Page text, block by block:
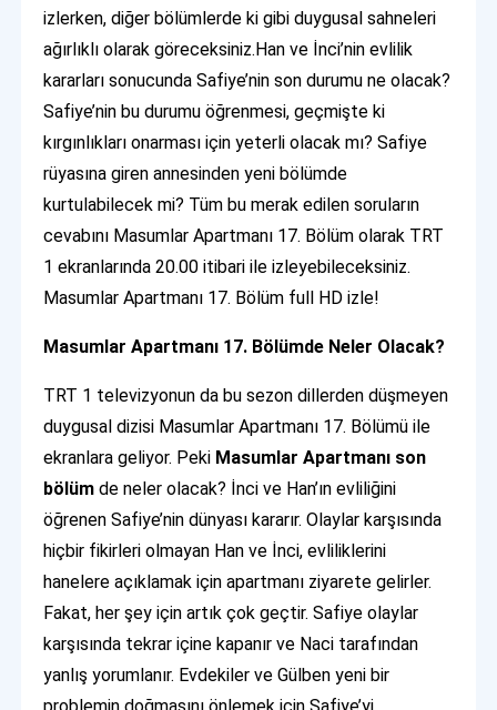
izlerken, diğer bölümlerde ki gibi duygusal sahneleri
ağırlıklı olarak göreceksiniz.Han ve İnci’nin evlilik
kararları sonucunda Safiye’nin son durumu ne olacak?
Safiye’nin bu durumu öğrenmesi, geçmişte ki
kırgınlıkları onarması için yeterli olacak mı? Safiye
rüyasına giren annesinden yeni bölümde
kurtulabilecek mi? Tüm bu merak edilen soruların
cevabını Masumlar Apartmanı 17. Bölüm olarak TRT
1 ekranlarında 20.00 itibari ile izleyebileceksiniz.
Masumlar Apartmanı 17. Bölüm full HD izle!
Masumlar Apartmanı 17. Bölümde Neler Olacak?
TRT 1 televizyonun da bu sezon dillerden düşmeyen
duygusal dizisi Masumlar Apartmanı 17. Bölümü ile
ekranlara geliyor. Peki Masumlar Apartmanı son
bölüm de neler olacak? İnci ve Han’ın evliliğini
öğrenen Safiye’nin dünyası kararır. Olaylar karşısında
hiçbir fikirleri olmayan Han ve İnci, evliliklerini
hanelere açıklamak için apartmanı ziyarete gelirler.
Fakat, her şey için artık çok geçtir. Safiye olaylar
karşısında tekrar içine kapanır ve Naci tarafından
yanlış yorumlanır. Evdekiler ve Gülben yeni bir